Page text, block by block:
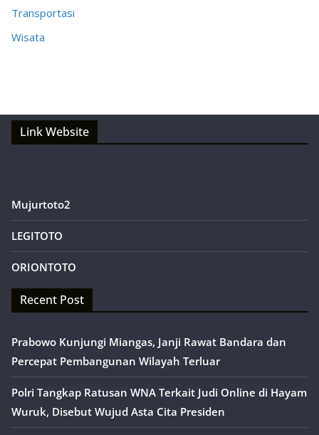
Transportasi
Wisata
Link Website
Mujurtoto2
LEGITOTO
ORIONTOTO
Recent Post
Prabowo Kunjungi Miangas, Janji Rawat Bandara dan
Percepat Pembangunan Wilayah Terluar
Polri Tangkap Ratusan WNA Terkait Judi Online di Hayam
Wuruk, Disebut Wujud Asta Cita Presiden